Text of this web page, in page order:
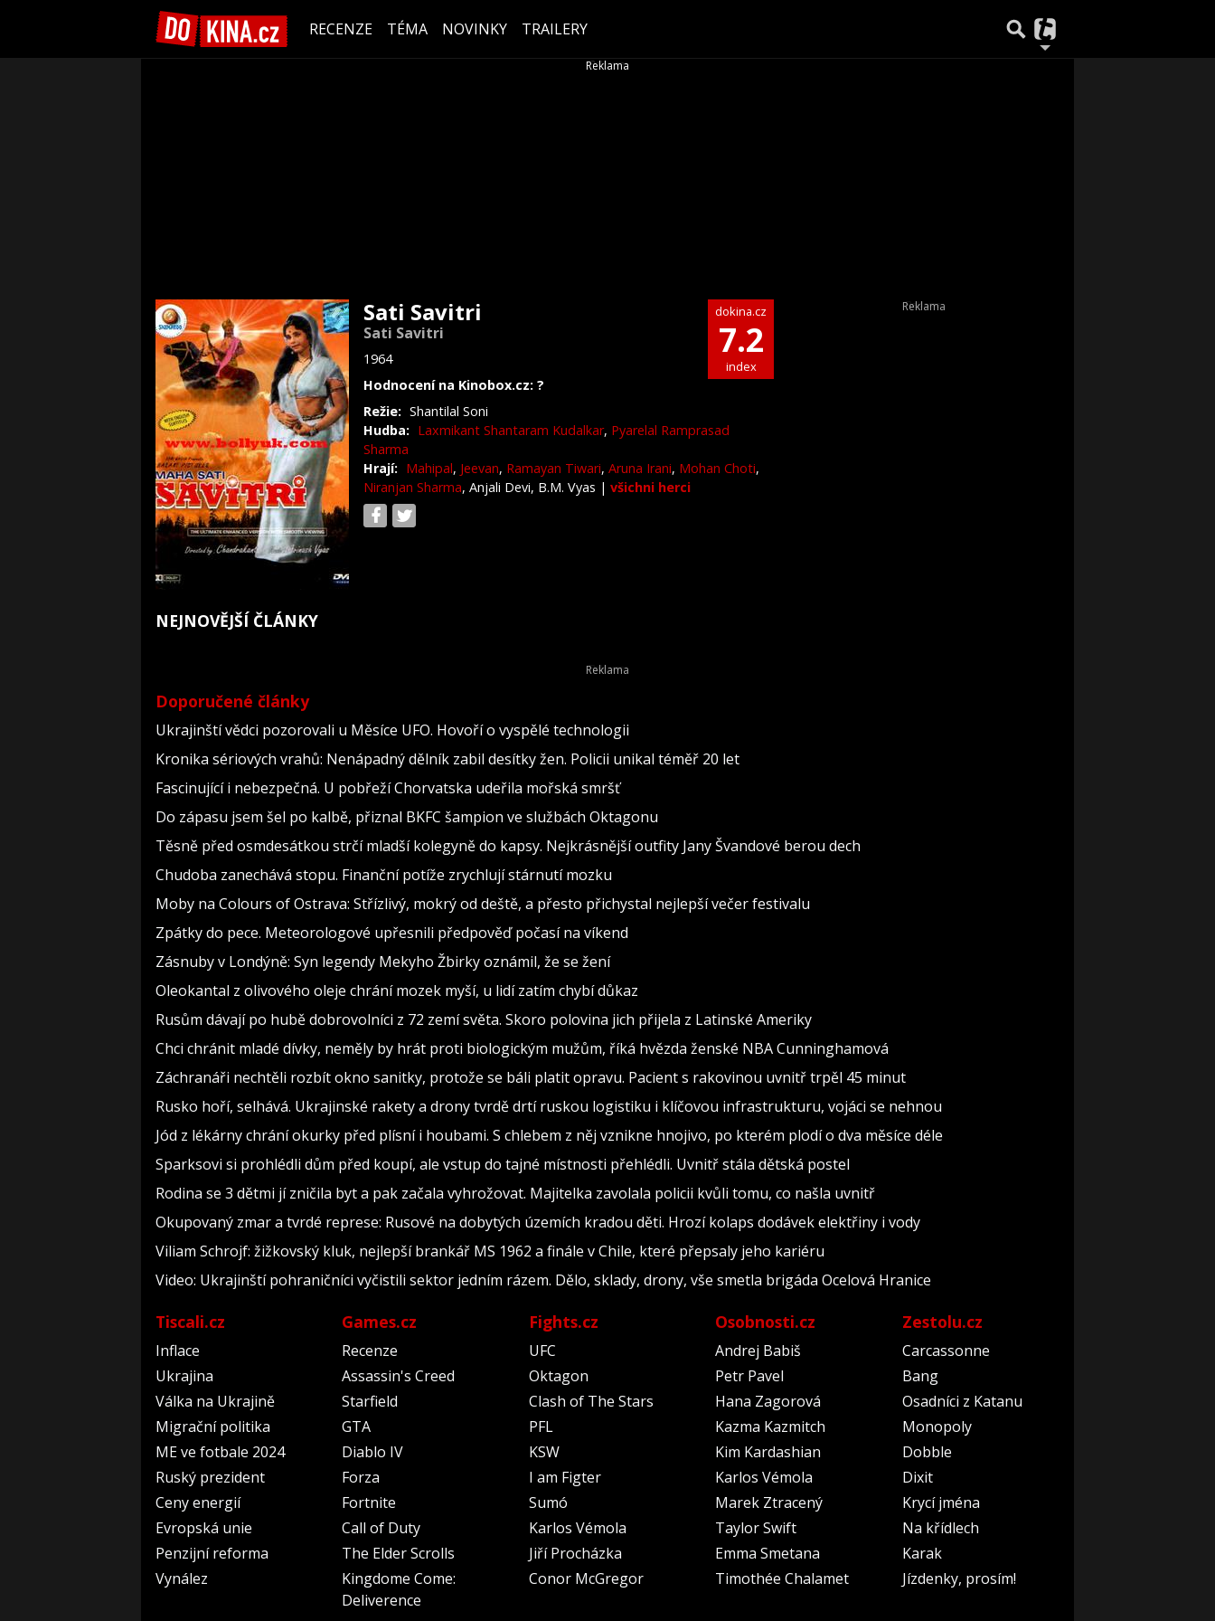
RECENZE TÉMA NOVINKY TRAILERY
Sati Savitri
Sati Savitri
1964
Hodnocení na Kinobox.cz: ?
dokina.cz
7.2
index
Režie: Shantilal Soni
Hudba: Laxmikant Shantaram Kudalkar, Pyarelal Ramprasad
Sharma
Hrají: Mahipal, Jeevan, Ramayan Tiwari, Aruna Irani, Mohan Choti,
Niranjan Sharma, Anjali Devi, B.M. Vyas | všichni herci
NEJNOVĚJŠÍ ČLÁNKY
Doporučené články
Ukrajinští vědci pozorovali u Měsíce UFO. Hovoří o vyspělé technologii
Kronika sériových vrahů: Nenápadný dělník zabil desítky žen. Policii unikal téměř 20 let
Fascinující i nebezpečná. U pobřeží Chorvatska udeřila mořská smršť
Do zápasu jsem šel po kalbě, přiznal BKFC šampion ve službách Oktagonu
Těsně před osmdesátkou strčí mladší kolegyně do kapsy. Nejkrásnější outfity Jany Švandové berou dech
Chudoba zanechává stopu. Finanční potíže zrychlují stárnutí mozku
Moby na Colours of Ostrava: Střízlivý, mokrý od deště, a přesto přichystal nejlepší večer festivalu
Zpátky do pece. Meteorologové upřesnili předpověď počasí na víkend
Zásnuby v Londýně: Syn legendy Mekyho Žbirky oznámil, že se žení
Oleokantal z olivového oleje chrání mozek myší, u lidí zatím chybí důkaz
Rusům dávají po hubě dobrovolníci z 72 zemí světa. Skoro polovina jich přijela z Latinské Ameriky
Chci chránit mladé dívky, neměly by hrát proti biologickým mužům, říká hvězda ženské NBA Cunninghamová
Záchranáři nechtěli rozbít okno sanitky, protože se báli platit opravu. Pacient s rakovinou uvnitř trpěl 45 minut
Rusko hoří, selhává. Ukrajinské rakety a drony tvrdě drtí ruskou logistiku i klíčovou infrastrukturu, vojáci se nehnou
Jód z lékárny chrání okurky před plísní i houbami. S chlebem z něj vznikne hnojivo, po kterém plodí o dva měsíce déle
Sparksovi si prohlédli dům před koupí, ale vstup do tajné místnosti přehlédli. Uvnitř stála dětská postel
Rodina se 3 dětmi jí zničila byt a pak začala vyhrožovat. Majitelka zavolala policii kvůli tomu, co našla uvnitř
Okupovaný zmar a tvrdé represe: Rusové na dobytých územích kradou děti. Hrozí kolaps dodávek elektřiny i vody
Viliam Schrojf: žižkovský kluk, nejlepší brankář MS 1962 a finále v Chile, které přepsaly jeho kariéru
Video: Ukrajinští pohraničníci vyčistili sektor jedním rázem. Dělo, sklady, drony, vše smetla brigáda Ocelová Hranice
Tiscali.cz
Inflace
Ukrajina
Válka na Ukrajině
Migrační politika
ME ve fotbale 2024
Ruský prezident
Ceny energií
Evropská unie
Penzijní reforma
Vynález
Games.cz
Recenze
Assassin's Creed
Starfield
GTA
Diablo IV
Forza
Fortnite
Call of Duty
The Elder Scrolls
Kingdome Come:
Deliverence
Fights.cz
UFC
Oktagon
Clash of The Stars
PFL
KSW
I am Figter
Sumó
Karlos Vémola
Jiří Procházka
Conor McGregor
Osobnosti.cz
Andrej Babiš
Petr Pavel
Hana Zagorová
Kazma Kazmitch
Kim Kardashian
Karlos Vémola
Marek Ztracený
Taylor Swift
Emma Smetana
Timothée Chalamet
Zestolu.cz
Carcassonne
Bang
Osadníci z Katanu
Monopoly
Dobble
Dixit
Krycí jména
Na křídlech
Karak
Jízdenky, prosím!